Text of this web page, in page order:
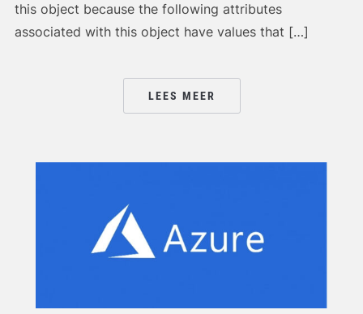
this object because the following attributes
associated with this object have values that […]
LEES MEER